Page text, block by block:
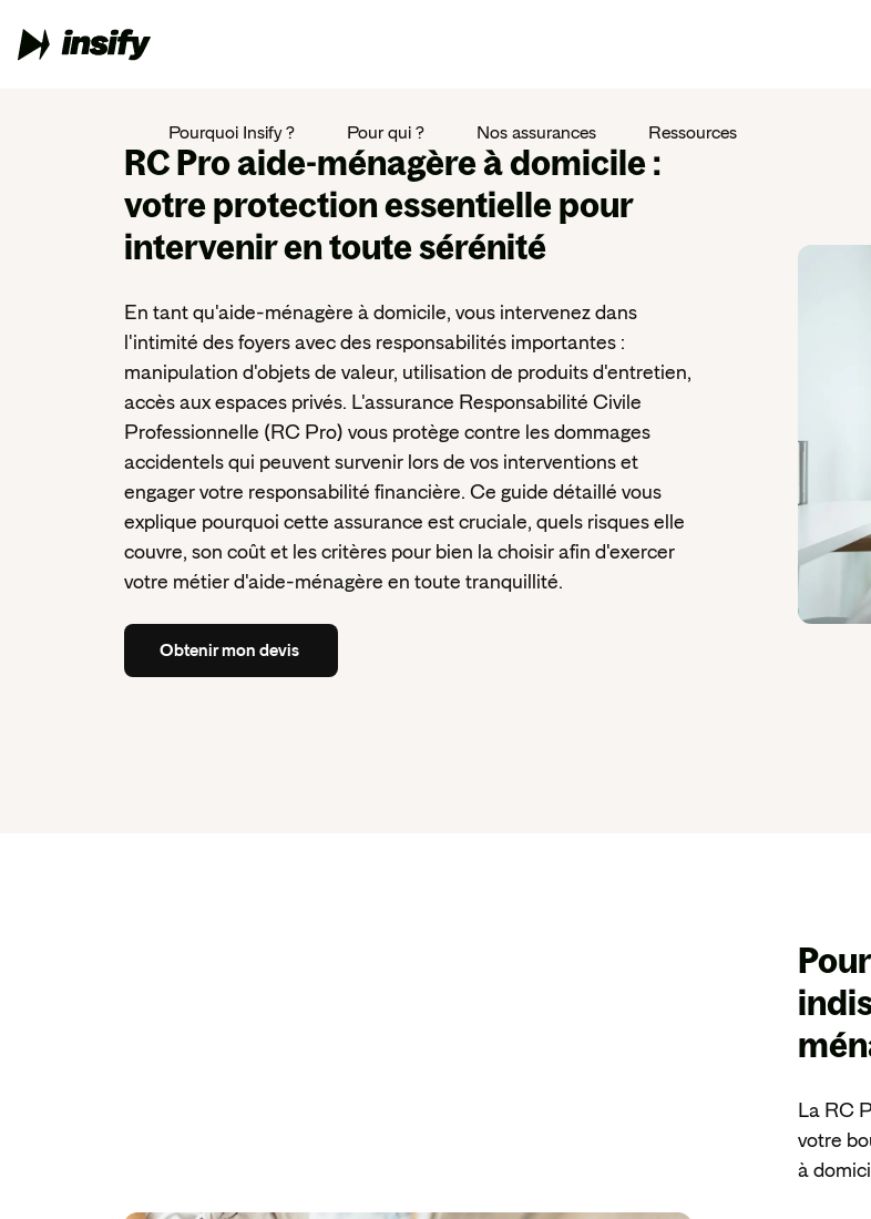
Pourquoi Insify ? Pour qui ? Nos assurances Ressources
RC Pro aide-ménagère à domicile:
votre protection essentielle pour
intervenir en toute sérénité
En tant qu'aide-ménagère à domicile, vous intervenez dans
l'intimité des foyers avec des responsabilités importantes :
manipulation d'objets de valeur, utilisation de produits d'entretien,
accès aux espaces privés. L'assurance Responsabilité Civile
Professionnelle (RC Pro) vous protège contre les dommages
accidentels qui peuvent survenir lors de vos interventions et
engager votre responsabilité financière. Ce guide détaillé vous
explique pourquoi cette assurance est cruciale, quels risques elle
couvre, son coût et les critères pour bien la choisir afin d'exercer
votre métier d'aide-ménagère en toute tranquillité.
Obtenirmon devis
La RC
votre
à